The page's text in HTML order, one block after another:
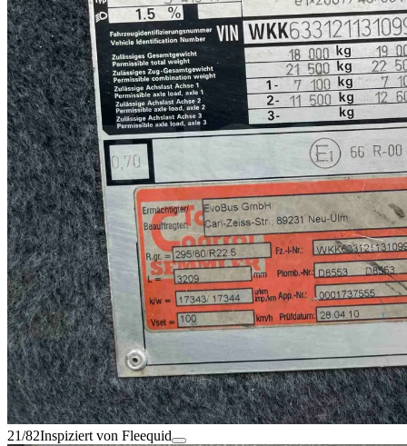
21/82Inspiziert von Fleequid